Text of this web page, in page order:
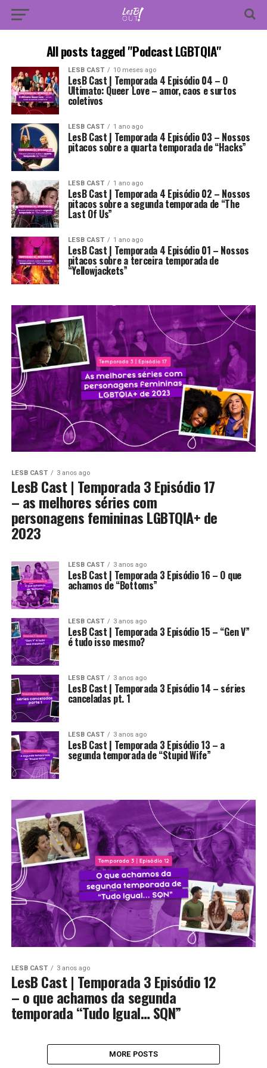
All posts tagged "Podcast LGBTQIA"
LESB CAST 10 meses ago
LesB Cast | Temporada 4 Episódio 04 – O
Ultimato: Queer Love – amor, caos e surtos
coletivos
LESB CAST 1 ano ago
LesB Cast | Temporada 4 Episódio 03 – Nossos
pitacos sobre a quarta temporada de “Hacks”
LESB CAST 1 ano ago
LesB Cast | Temporada 4 Episódio 02 – Nossos
pitacos sobre a segunda temporada de “The
Last Of Us”
LESB CAST 1 ano ago
LesB Cast | Temporada 4 Episódio 01 – Nossos
pitacos sobre a terceira temporada de
“Yellowjackets”
LESB CAST 3 anos ago
LesB Cast | Temporada 3 Episódio 17
– as melhores séries com
personagens femininas LGBTQIA+ de
2023
LESB CAST 3 anos ago
LesB Cast | Temporada 3 Episódio 16 – O que
achamos de “Bottoms”
LESB CAST 3 anos ago
LesB Cast | Temporada 3 Episódio 15 – “Gen V”
é tudo isso mesmo?
LESB CAST 3 anos ago
LesB Cast | Temporada 3 Episódio 14 – séries
canceladas pt. 1
LESB CAST 3 anos ago
LesB Cast | Temporada 3 Episódio 13 – a
segunda temporada de “Stupid Wife”
LESB CAST 3 anos ago
LesB Cast | Temporada 3 Episódio 12
– o que achamos da segunda
temporada “Tudo Igual… SQN”
MORE POSTS